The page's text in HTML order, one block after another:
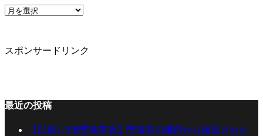
ー
ア
イ
スポンサードリンク
最近の投稿
【日航123便墜落事故】墜落前の機内から撮影された